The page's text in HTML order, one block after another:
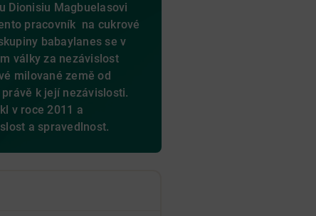
Dionisiu Magbuelasovi
pracovník na cukrové
babaylanes se v
války za nezávislost
milované země od
k její nezávislosti.
v roce 2011 a
a spravedlnost.